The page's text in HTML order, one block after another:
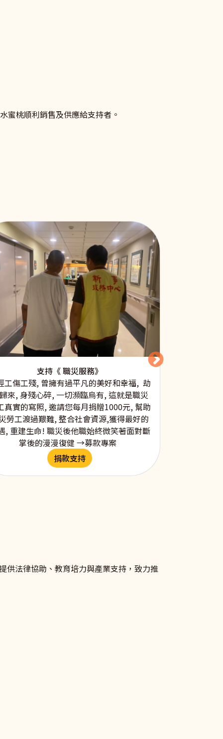
蜜桃順利銷售及供應給支持者。
進、相關法律及資源的資訊吧！
支持《 職災服務》
工傷工殘, 曾擁有過平凡的美好和幸福, 劫
來, 身殘心碎, 一切瀕臨烏有, 這就是職災
真實的寫照, 邀請您每月捐贈1000元, 幫助
勞工渡過艱難, 整合社會資源,獲得最好的
, 重建生命! 職災後他職始終微笑著面對斷
捐款支持
供法律協助、教育培力與產業支持，致力推